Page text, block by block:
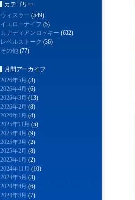
カテゴリー
ウィスラー (549)
イエローナイフ (5)
カナディアンロッキー (632)
レベルストーク (36)
その他 (77)
月間アーカイブ
2026年5月 (3)
2026年4月 (6)
2026年3月 (13)
2026年2月 (8)
2026年1月 (4)
2025年11月 (5)
2025年4月 (9)
2025年3月 (2)
2025年2月 (8)
2025年1月 (2)
2024年11月 (10)
2024年5月 (3)
2024年4月 (6)
2024年3月 (7)